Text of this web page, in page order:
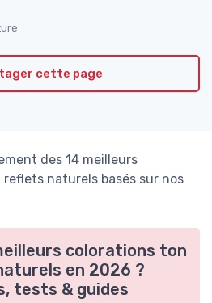
cette page
des 14 meilleurs
naturels basés sur nos
colorations ton
en 2026 ?
tests & guides